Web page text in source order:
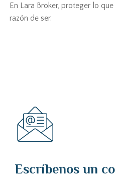
En Lara Broker, proteger lo
razón de ser.
Escríbenos un